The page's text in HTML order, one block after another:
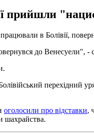
прийшли
в Болівії,
до Венесуели", -
перехідний
оголосили про відставки,
шахрайства.